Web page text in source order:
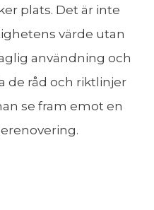
plats. Det är inte
värde utan
användning och
de råd och riktlinjer
se fram emot en